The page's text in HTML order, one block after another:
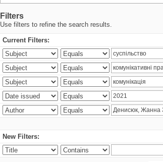
Filters
Use filters to refine the search results.
Current Filters:
New Filters: